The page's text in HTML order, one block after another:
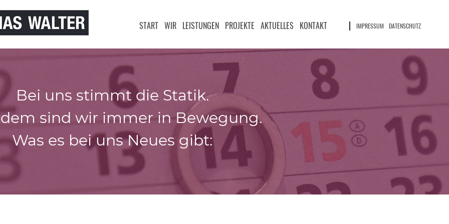
START WIR LEISTUNGEN PROJEKTE AKTUELLES KONTAKT IMPRESSUM DATENSCHUTZ
Bei uns stimmt die Statik.
sind wir immer in Bewegung.
Was es bei uns Neues gibt: